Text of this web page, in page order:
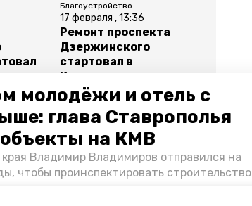
молодёжи и отель с
глава Ставрополья
на КМВ
края Владимир Владимиров отправился на
чтобы проинспектировать строительство
а также выслушать предложения о
Благоустройство
17 февраля , 13:36
Ремонт проспекта
Дзержинского
стартовал в
Кисловодске